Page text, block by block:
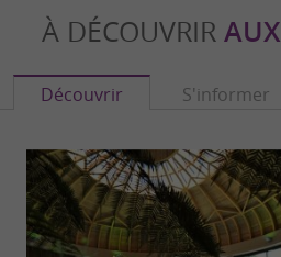
À DÉCOUVRIR
Découvrir S'informer